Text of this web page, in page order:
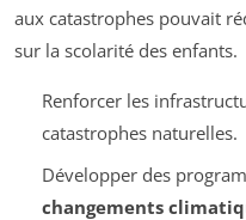
aux catastrophes pouvait
sur la scolarité des enfants.
Renforcer les
catastrophes naturelles.
Développer des
changements